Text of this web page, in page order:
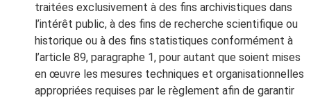
traitées exclusivement à des fins archivistiques dans
l’intérêt public, à des fins de recherche scientifique ou
historique ou à des fins statistiques conformément à
l’article 89, paragraphe 1, pour autant que soient mises
en œuvre les mesures techniques et organisationnelles
appropriées requises par le règlement afin de garantir